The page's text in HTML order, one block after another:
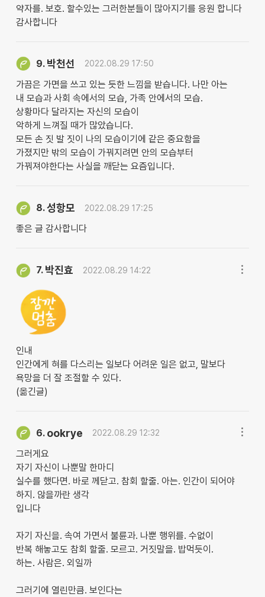
약자를. 보호. 할수있는 그러한분들이 많아지기를 응원 합니다
감사합니다
9. 박천선 2022.08.29 17:50
가끔은 가면을 쓰고 있는 듯한 느낌을 받습니다. 나만 아는
내 모습과 사회 속에서의 모습, 가족 안에서의 모습.
상황마다 달라지는 자신의 모습이
악하게 느껴질 때가 많았습니다.
모든 손 짓 발 짓이 나의 모습이기에 같은 중요함을
가졌지만 밖의 모습이 가꿔지려면 안의 모습부터
가꿔져야한다는 사실을 깨닫는 요즘입니다.
8.성항모 2022.08.29 17:25
좋은 글 감사합니다
7. 박진효 2022.08.29 14:22
인내
인간에게 혀를 다스리는 일보다 어려운 일은 없고, 말보다
욕망을 더 잘 조절할 수 있다.
(옮긴글)
6. ookrye 2022.08.29 12:32
그러게요
자기 자신이 나뿐말 한마디
실수를 했다면. 바로 께닫고. 참회 할줄. 아는. 인간이 되어야
하지. 않을까란 생각
입니다
자기 자신을. 속여 가면서 불륜과. 나뿐 행위를. 수없이
반복 해놓고도 참회 할줄. 모르고. 거짓말을. 밥먹듯이.
하는. 사람은. 외일까
그러기에 열린만큼. 보인다는